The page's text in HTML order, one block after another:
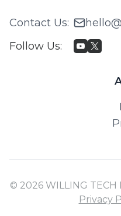
Contact Us:
Follow Us:
© 2026 WILLING TECH
Privacy